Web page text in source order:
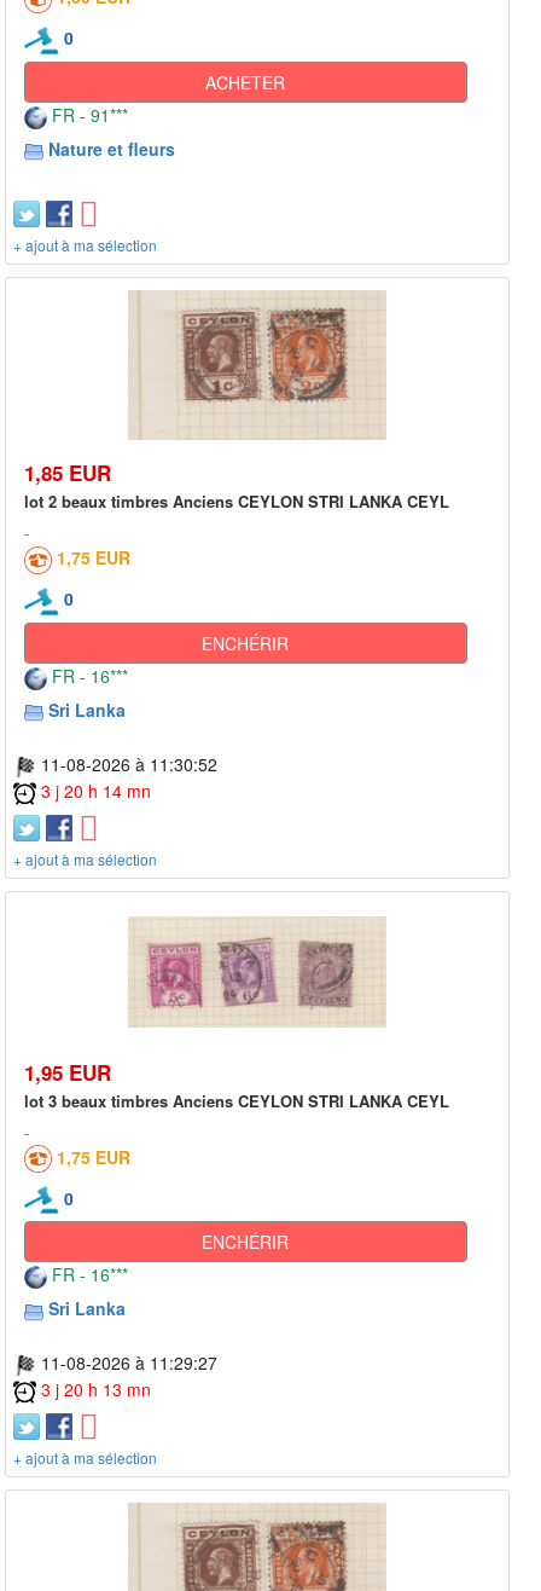
0
ACHETER
FR - 91***
Nature et fleurs
+ ajout à ma sélection
1,85 EUR
lot 2 beaux timbres Anciens CEYLON STRI LANKA CEYL
1,75 EUR
0
ENCHÉRIR
FR - 16***
Sri Lanka
11-08-2026 à 11:30:52
3 j 20 h 14 mn
+ ajout à ma sélection
1,95 EUR
lot 3 beaux timbres Anciens CEYLON STRI LANKA CEYL
1,75 EUR
0
ENCHÉRIR
FR - 16***
Sri Lanka
11-08-2026 à 11:29:27
3 j 20 h 13 mn
+ ajout à ma sélection